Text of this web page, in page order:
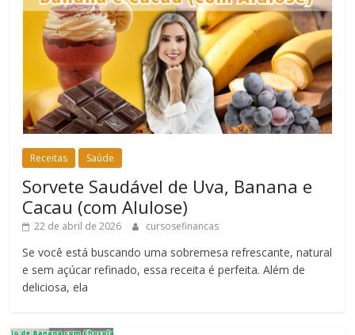
Receitas Saúde
Sorvete Saudável de Uva, Banana e
Cacau (com Alulose)
22 de abril de 2026 cursosefinancas
Se você está buscando uma sobremesa refrescante, natural
e sem açúcar refinado, essa receita é perfeita. Além de
deliciosa, ela